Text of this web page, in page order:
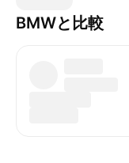
BMWと比較